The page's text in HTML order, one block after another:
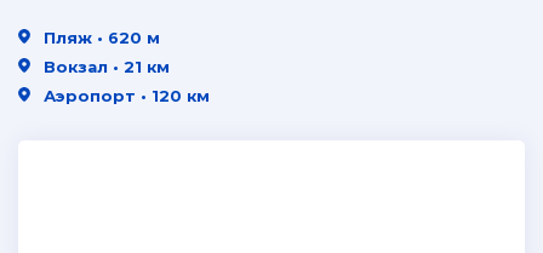
Пляж • 620 м
Вокзал • 21 км
Аэропорт • 120 км